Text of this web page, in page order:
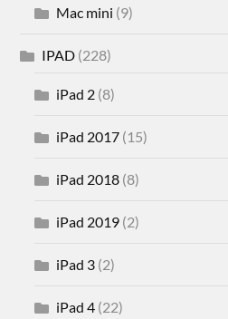
Mac mini (9)
IPAD (228)
iPad 2 (8)
iPad 2017 (15)
iPad 2018 (8)
iPad 2019 (2)
iPad 3 (2)
iPad 4 (22)